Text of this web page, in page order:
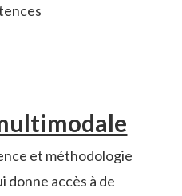
et méthodologie
donne accès à de